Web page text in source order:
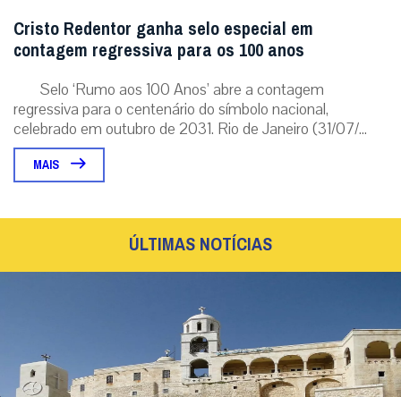
Cristo Redentor ganha selo especial em
contagem regressiva para os 100 anos
Selo ‘Rumo aos 100 Anos’ abre a contagem
regressiva para o centenário do símbolo nacional,
celebrado em outubro de 2031. Rio de Janeiro (31/07/...
MAIS
ÚLTIMAS NOTÍCIAS